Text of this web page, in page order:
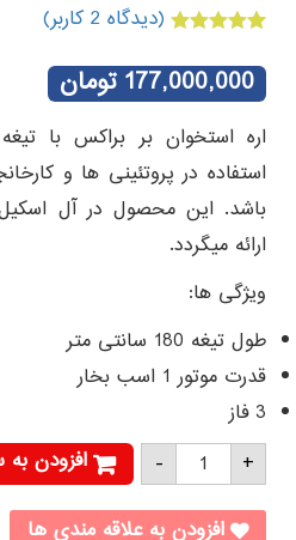
5.00از 5 در
امتیازدهی
مشتری
(دیدگاه 2 کاربر)
177,000,000 تومان
استفاده در پروتئینی ها و
باشد. این محصول در آل اسکیل
ارائه میگردد.
ویژگی ها:
طول تیغه 180 سانتی متر
قدرت موتور 1 اسب بخار
3 فاز
- ارهقصابی
براکس
SEG1800A
عدد
+
افزودن
افزودن به علاقه مندی ها